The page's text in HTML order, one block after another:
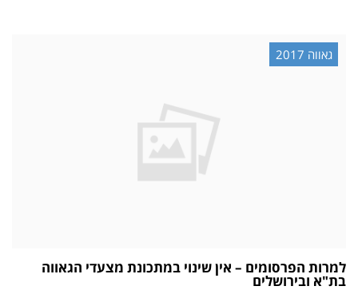
גאווה 2017
למרות הפרסומים – אין שינוי במתכונת מצעדי הגאווה
בת"א ובירושלים